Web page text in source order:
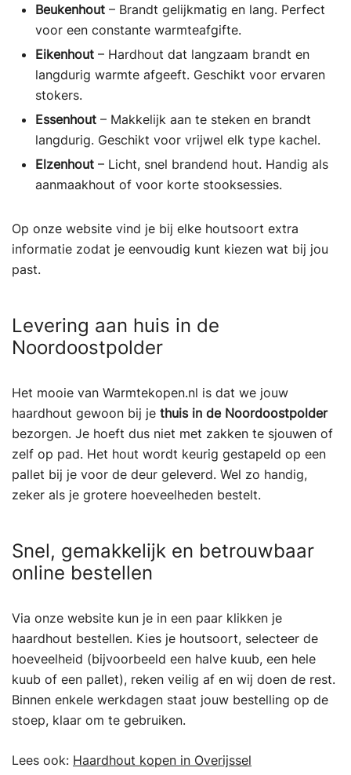
Beukenhout – Brandt gelijkmatig en lang. Perfect
voor een constante warmteafgifte.
Eikenhout – Hardhout dat langzaam brandt en
langdurig warmte afgeeft. Geschikt voor ervaren
stokers.
Essenhout – Makkelijk aan te steken en brandt
langdurig. Geschikt voor vrijwel elk type kachel.
Elzenhout – Licht, snel brandend hout. Handig als
aanmaakhout of voor korte stooksessies.
Op onze website vind je bij elke houtsoort extra
informatie zodat je eenvoudig kunt kiezen wat bij jou
past.
Levering aan huis in de
Noordoostpolder
Het mooie van Warmtekopen.nl is dat we jouw
haardhout gewoon bij je thuis in de Noordoostpolder
bezorgen. Je hoeft dus niet met zakken te sjouwen of
zelf op pad. Het hout wordt keurig gestapeld op een
pallet bij je voor de deur geleverd. Wel zo handig,
zeker als je grotere hoeveelheden bestelt.
Snel, gemakkelijk en betrouwbaar
online bestellen
Via onze website kun je in een paar klikken je
haardhout bestellen. Kies je houtsoort, selecteer de
hoeveelheid (bijvoorbeeld een halve kuub, een hele
kuub of een pallet), reken veilig af en wij doen de rest.
Binnen enkele werkdagen staat jouw bestelling op de
stoep, klaar om te gebruiken.
Lees ook: Haardhout kopen in Overijssel